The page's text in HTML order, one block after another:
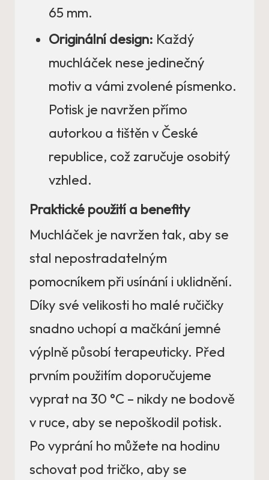
65 mm.
Originální design: Každý
muchláček nese jedinečný
motiv a vámi zvolené písmenko.
Potisk je navržen přímo
autorkou a tištěn v České
republice, což zaručuje osobitý
vzhled.
Praktické použití a benefity
Muchláček je navržen tak, aby se
stal nepostradatelným
pomocníkem při usínání i uklidnění.
Díky své velikosti ho malé ručičky
snadno uchopí a mačkání jemné
výplně působí terapeuticky. Před
prvním použitím doporučujeme
vyprat na 30 °C – nikdy ne bodově
v ruce, aby se nepoškodil potisk.
Po vyprání ho můžete na hodinu
schovat pod tričko, aby se